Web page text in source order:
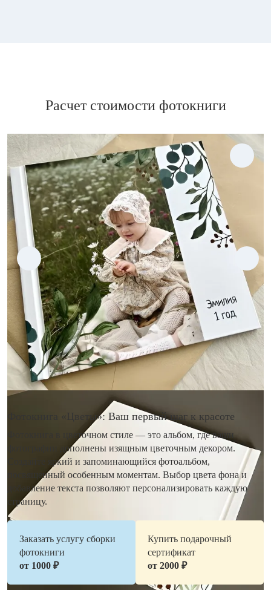
Расчет стоимости фотокниги
Фотокнига «Цветы»: Ваш первый шаг к красоте
Фотокнига в цветочном стиле — это альбом, где ваши
фотографии дополнены изящным цветочным декором.
Создайте яркий и запоминающийся фотоальбом,
посвященный особенным моментам. Выбор цвета фона и
добавление текста позволяют персонализировать каждую
страницу.
Заказать услугу сборки
фотокниги
от 1000 ₽
Купить подарочный
сертификат
от 2000 ₽